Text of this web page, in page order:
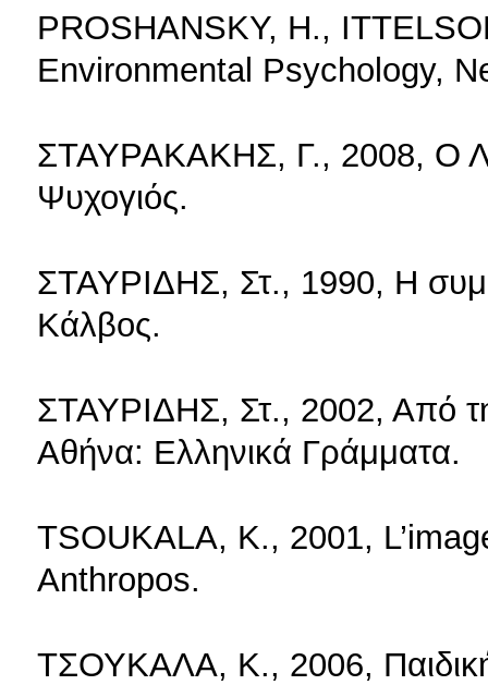
PROSHANSKY, H.,
Environmental Psychology,
ΣΤΑΥΡΑΚΑΚΗΣ, Γ., 2008, Ο
Ψυχογιός.
ΣΤΑΥΡΙΔΗΣ, Στ., 1990, Η
Κάλβος.
ΣΤΑΥΡΙΔΗΣ, Στ., 2002, Από
Αθήνα: Ελληνικά Γράμματα.
TSOUKALA, K., 2001,
Anthropos.
ΤΣΟΥΚΑΛΑ, Κ., 2006,